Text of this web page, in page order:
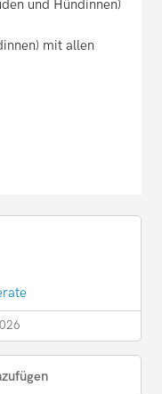
und Hündinnen)
mit allen